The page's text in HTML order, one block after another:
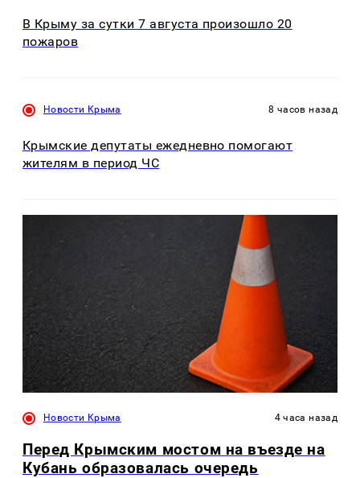
В Крыму за сутки 7 августа произошло 20
пожаров
Новости Крыма 8 часов назад
Крымские депутаты ежедневно помогают
жителям в период ЧС
Новости Крыма 4 часа назад
Перед Крымским мостом на въезде на
Кубань образовалась очередь